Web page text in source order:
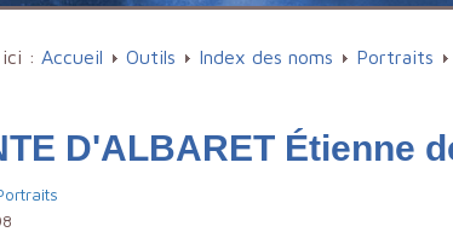
: Accueil Outils Index des noms Portraits
D'ALBARET Étienne